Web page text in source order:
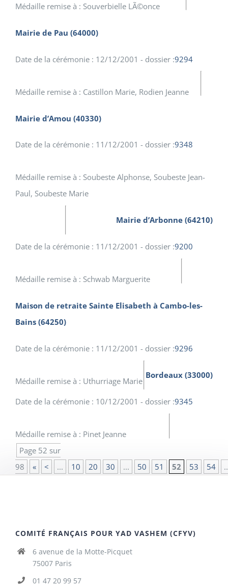
Médaille remise à : Souverbielle LÃ©once
Mairie de Pau (64000)
Date de la cérémonie : 12/12/2001 - dossier :9294
Médaille remise à : Castillon Marie, Rodien Jeanne
Mairie d’Amou (40330)
Date de la cérémonie : 11/12/2001 - dossier :9348
Médaille remise à : Soubeste Alphonse, Soubeste Jean-
Paul, Soubeste Marie
Mairie d’Arbonne (64210)
Date de la cérémonie : 11/12/2001 - dossier :9200
Médaille remise à : Schwab Marguerite
Maison de retraite Sainte Elisabeth à Cambo-les-
Bains (64250)
Date de la cérémonie : 11/12/2001 - dossier :9296
Médaille remise à : Uthurriage Marie
Bordeaux (33000)
Date de la cérémonie : 10/12/2001 - dossier :9345
Médaille remise à : Pinet Jeanne
Page 52 sur
98
« < ... 10 20 30 ... 50 51 52 53 54
COMITÉ FRANÇAIS POUR YAD VASHEM (CFYV)
6 avenue de la Motte-Picquet
75007 Paris
01 47 20 99 57